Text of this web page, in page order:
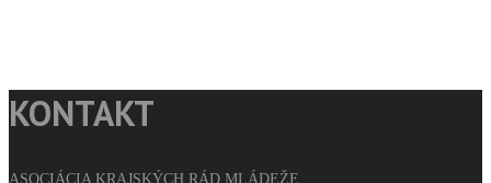
KONTAKT
ASOCIÁCIA KRAJSKÝCH RÁD MLÁDEŽE